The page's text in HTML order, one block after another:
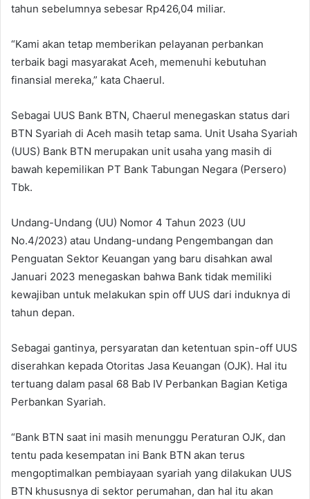
tahun sebelumnya sebesar Rp426,04 miliar.
“Kami akan tetap memberikan pelayanan perbankan
terbaik bagi masyarakat Aceh, memenuhi kebutuhan
finansial mereka,” kata Chaerul.
Sebagai UUS Bank BTN, Chaerul menegaskan status dari
BTN Syariah di Aceh masih tetap sama. Unit Usaha Syariah
(UUS) Bank BTN merupakan unit usaha yang masih di
bawah kepemilikan PT Bank Tabungan Negara (Persero)
Tbk.
Undang-Undang (UU) Nomor 4 Tahun 2023 (UU
No.4/2023) atau Undang-undang Pengembangan dan
Penguatan Sektor Keuangan yang baru disahkan awal
Januari 2023 menegaskan bahwa Bank tidak memiliki
kewajiban untuk melakukan spin off UUS dari induknya di
tahun depan.
Sebagai gantinya, persyaratan dan ketentuan spin-off UUS
diserahkan kepada Otoritas Jasa Keuangan (OJK). Hal itu
tertuang dalam pasal 68 Bab IV Perbankan Bagian Ketiga
Perbankan Syariah.
“Bank BTN saat ini masih menunggu Peraturan OJK, dan
tentu pada kesempatan ini Bank BTN akan terus
mengoptimalkan pembiayaan syariah yang dilakukan UUS
BTN khususnya di sektor perumahan, dan hal itu akan